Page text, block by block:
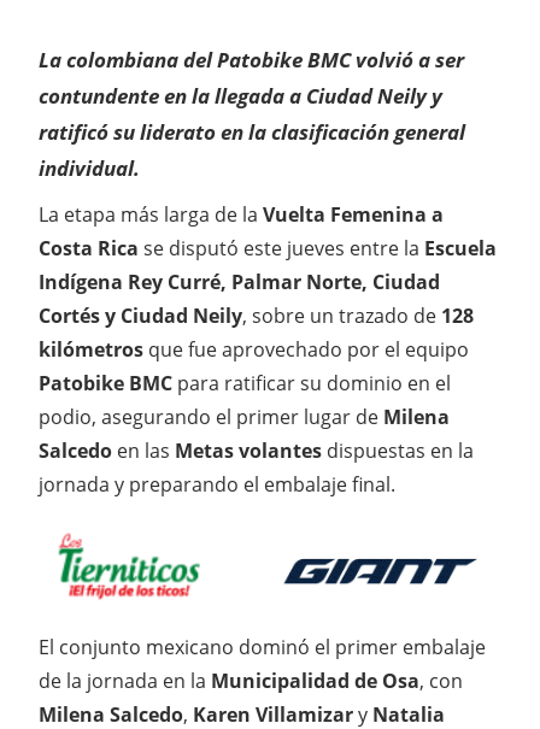
La colombiana del Patobike BMC volvió a ser
contundente en la llegada a Ciudad Neily y
ratificó su liderato en la clasificación general
individual.
La etapa más larga de la Vuelta Femenina a
Costa Rica se disputó este jueves entre la Escuela
Indígena Rey Curré, Palmar Norte, Ciudad
Cortés y Ciudad Neily, sobre un trazado de 128
kilómetros que fue aprovechado por el equipo
Patobike BMC para ratificar su dominio en el
podio, asegurando el primer lugar de Milena
Salcedo en las Metas volantes dispuestas en la
jornada y preparando el embalaje final.
El conjunto mexicano dominó el primer embalaje
de la jornada en la Municipalidad de Osa, con
Milena Salcedo, Karen Villamizary Natalia